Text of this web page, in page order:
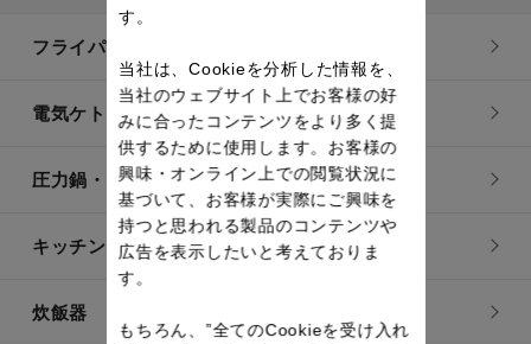
フライパン・鍋
電気ケトル
圧力鍋・電気圧力鍋
キッチン用品
炊飯器
す。
当社は、Cookieを分析した情報を、
当社のウェブサイト上でお客様の好
みに合ったコンテンツをより多く提
供するために使用します。お客様の
興味・オンライン上での閲覧状況に
基づいて、お客様が実際にご興味を
持つと思われる製品のコンテンツや
広告を表示したいと考えておりま
す。
もちろん、”全てのCookieを受け入れ